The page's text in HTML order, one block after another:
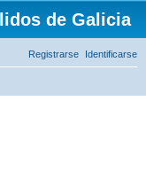
de Galicia
Identificarse
Registrarse